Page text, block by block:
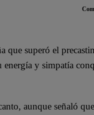
que superó el
energía y simpatía
aunque señaló